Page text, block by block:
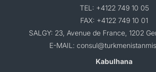
TEL: +4122 749 10 05
FAX: +4122 749 10 01
SALGY: 23, Avenue de France, 1202
E-MAIL:
Kabulhana